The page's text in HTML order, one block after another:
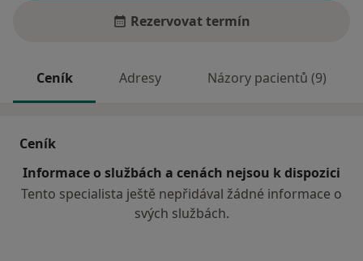
Rezervovat termín
Ceník Adresy Názory pacientů (9)
Ceník
Informace o službách a cenách nejsou k dispozici
Tento specialista ještě nepřidával žádné informace o
svých službách.